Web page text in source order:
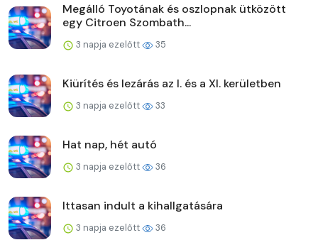
Megálló Toyotának és oszlopnak ütközött
egy Citroen Szombath...
3 napja ezelőtt 35
Kiürítés és lezárás az I. és a XI. kerületben
3 napja ezelőtt 33
Hat nap, hét autó
3 napja ezelőtt 36
Ittasan indult a kihallgatására
3 napja ezelőtt 36